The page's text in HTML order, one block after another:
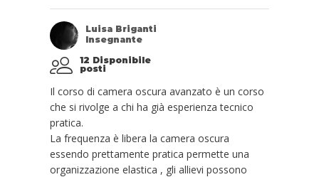
Luisa Briganti
Insegnante
12 Disponibile
posti
Il corso di camera oscura avanzato è un corso
che si rivolge a chi ha già esperienza tecnico
pratica.
La frequenza è libera la camera oscura
essendo prettamente pratica permette una
organizzazione elastica , gli allievi possono